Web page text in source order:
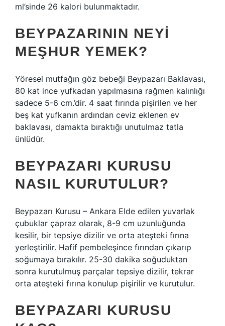
ml’sinde 26 kalori bulunmaktadır.
BEYPAZARININ NEYI
MEŞHUR YEMEK?
Yöresel mutfağın göz bebeği Beypazarı Baklavası,
80 kat ince yufkadan yapılmasına rağmen kalınlığı
sadece 5-6 cm.’dir. 4 saat fırında pişirilen ve her
beş kat yufkanın ardından ceviz eklenen ev
baklavası, damakta bıraktığı unutulmaz tatla
ünlüdür.
BEYPAZARI KURUSU
NASIL KURUTULUR?
Beypazarı Kurusu – Ankara Elde edilen yuvarlak
çubuklar çapraz olarak, 8-9 cm uzunluğunda
kesilir, bir tepsiye dizilir ve orta ateşteki fırına
yerleştirilir. Hafif pembeleşince fırından çıkarıp
soğumaya bırakılır. 25-30 dakika soğuduktan
sonra kurutulmuş parçalar tepsiye dizilir, tekrar
orta ateşteki fırına konulup pişirilir ve kurutulur.
BEYPAZARI KURUSU